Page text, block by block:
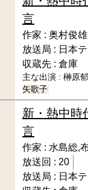
言
作家 : 奥村俊雄
放送局 : 日本
収蔵先 : 倉庫
主な出演 : 榊原
矢歌子
新・熱中時
言
作家 : 水島総,
放送回 : 20
放送局 : 日本